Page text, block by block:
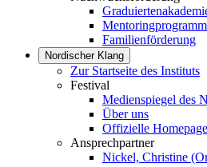
Mentoringprogramm
Familienförderung
Nordischer Klang
Zur Startseite des Instituts
Festival
Medienspiegel des
Über uns
Offizielle Homepage
Ansprechpartner
Nickel, Christine